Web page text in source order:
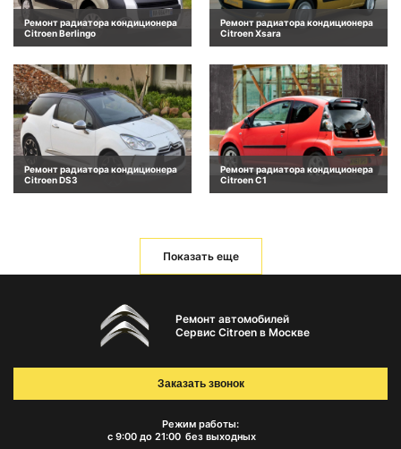
Ремонт радиатора кондиционера
Citroen Berlingo
Ремонт радиатора кондиционера
Citroen Xsara
Ремонт радиатора кондиционера
Citroen DS3
Ремонт радиатора кондиционера
Citroen C1
Показать еще
Ремонт автомобилей
Сервис Citroen в Москве
Режим работы:
с 9:00 до 21:00 без выходных
Заказать звонок